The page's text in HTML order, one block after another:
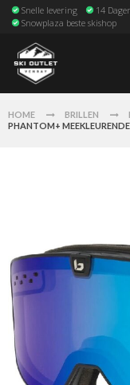
Snelle levering 14
Snowplaza beste skishop
HOME BRILLEN
PHANTOM+